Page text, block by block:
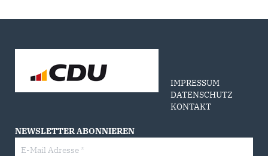
IMPRESSUM
DATENSCHUTZ
KONTAKT
NEWSLETTER ABONNIEREN